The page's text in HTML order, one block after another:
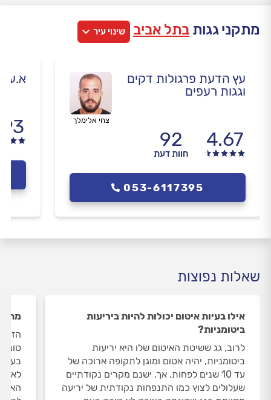
מתקני גגות בתל אביב שינוי עיר
עץ הדעת פרגולות דקים
וגגות רעפים
4.67
92
חוות דעת
צחי אלימלך
053-6117395
א.ע
שאלות נפוצות
אילו בעיות איטום יכולות להיות ביריעות
ביטומניות?
לרוב, גג ששיטת האיטום שלו היא יריעות
ביטומניות, יהיה אטום ומוגן לתקופה ארוכה של
עד 10 שנים לפחות. אך, ישנם מקרים נקודתיים
שעלולים לצוץ כמו התנפחות נקודתית של יריעה
מהו
הזמן
טובה
לא